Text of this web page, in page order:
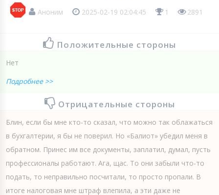
Аноним 2025-02-19 02:04:45 1 2891
Положительные стороны
Нет
Подробнее >>
Отрицательные стороны
Блин, если бы мне кто-то сказал, что можно так облажаться
в бухгалтерии, я бы не поверил. Но «Балиот» убедил меня в
обратном. Принес им все документы, заплатил, думал, пусть
профессионалы работают. Ага, щас. То они забыли что-то
подать, то неправильно посчитали, то просто пропали. В
итоге налоговая мне штраф влепила, а эти даже не